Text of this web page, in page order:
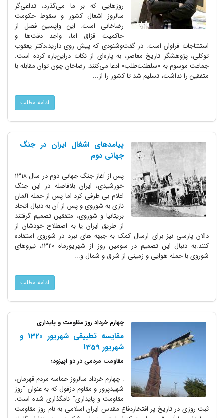
روزهایی که بر ما می‌گذرد، تداعی‌گر
سالروز اشغال کشور و سقوط حکومت
رضاخانی است. این واپسین فصل از
حاکمیت قزاق اما، واجد دقت‌ها و
استنتاجات فراوان است. در گفت‌وشنودی که پیش روی دارید،دکتر یعقوب
توکلی، پژوهشگر تاریخ معاصر، به پاره‌ای از نکات دراین‌باره کرده است.
جماعت موسوم به «سلطنت‌طلب» ادعا می‌کنند: رضاخان چون توان مقابله با
متفقین را نداشت، تسلیم شد تا کشور را از...
ادامه مطلب
پیامدهای اشغال ایران در جنگ
جهانی دوم
پس از آغاز جنگ جهانی دوم در سال ۱۳۱۸
خورشیدی، ایران بلافاصله در این جنگ
اعلام بی طرفی کرد اما پس از حمله آلمان
نازی به شوروی و پس از آن به دنبال اتحاد
بریتانیا و شوروی، متفقین تصمیم گرفتند
از طریق ایران یا به اصطلاح خودشان از
دالان پارسی نیز برای ارسال کمک به جبهه های نبرد در شوروی استفاده
کنند.به دنبال این تصمیم در سومین روز از شهریورماه ۱۳۲۰، نیروهای
شوروی با حمله هوایی و زمینی از شرق و شمال و...
ادامه مطلب
چهارم خرداد روز مقاومت و پایداری
مقایسه تطبیقی شهریور 1320 و
شهریور 1359
مقاومت مردمی در دو اپیزود؛
: چهارم خرداد سالروز حماسه مردم قهرمان،
شهیدپرور و مقاوم دزفول که به عنوان "روز
مقاومت و پایداری" نامگذاری شده است.
ثبت روزی در تاریخ پر افتخاردفاع مقدس ایران اسلامی به نام روز مقاومت